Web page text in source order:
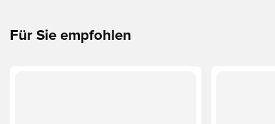
Für Sie empfohlen